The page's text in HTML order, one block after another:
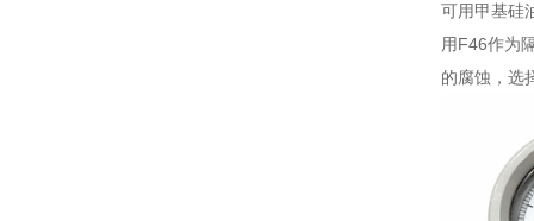
可用甲基硅
用F46作为
的腐蚀，选